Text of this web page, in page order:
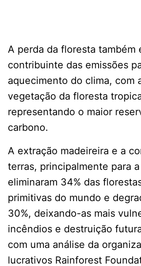
A perda da floresta também
contribuinte das emissões
aquecimento do clima, com
vegetação da floresta
representando o maior
carbono.
A extração madeireira e a
terras, principalmente para
eliminaram 34% das
primitivas do mundo e
30%, deixando-as mais
incêndios e destruição
com uma análise da
lucrativos Rainforest